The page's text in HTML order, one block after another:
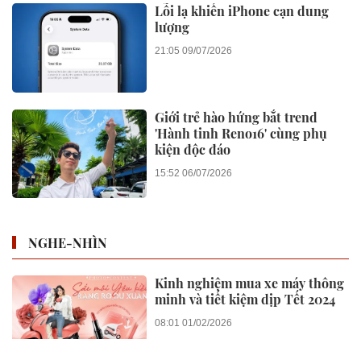
Lỗi lạ khiến iPhone cạn dung
lượng
21:05 09/07/2026
Giới trẻ hào hứng bắt trend
'Hành tinh Reno16' cùng phụ
kiện độc đáo
15:52 06/07/2026
NGHE-NHÌN
Kinh nghiệm mua xe máy thông
minh và tiết kiệm dịp Tết 2024
08:01 01/02/2026